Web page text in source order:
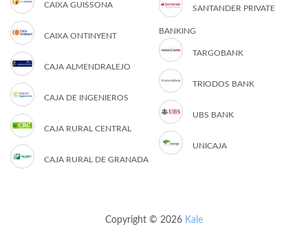
CAIXA GUISSONA
CAIXA ONTINYENT
CAJA ALMENDRALEJO
CAJA DE INGENIEROS
CAJA RURAL CENTRAL
CAJA RURAL DE GRANADA
SANTANDER PRIVATE
BANKING
TARGOBANK
TRIODOS BANK
UBS BANK
UNICAJA
Copyright © 2026 Kale